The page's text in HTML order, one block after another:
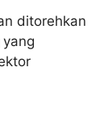
ditorehkan